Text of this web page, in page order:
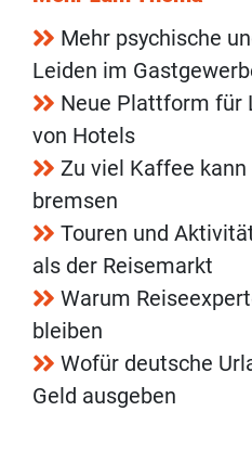
Mehr psychische
Leiden im
Neue Plattform für
von Hotels
Zu viel Kaffee
bremsen
Touren und
als der Reisemarkt
Warum
bleiben
Wofür deutsche
Geld ausgeben